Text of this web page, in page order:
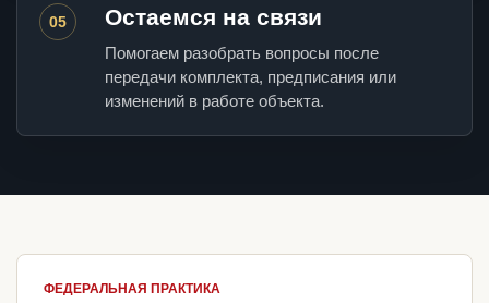
05 Остаемся на связи
Помогаем разобрать вопросы после
передачи комплекта, предписания или
изменений в работе объекта.
ФЕДЕРАЛЬНАЯ ПРАКТИКА